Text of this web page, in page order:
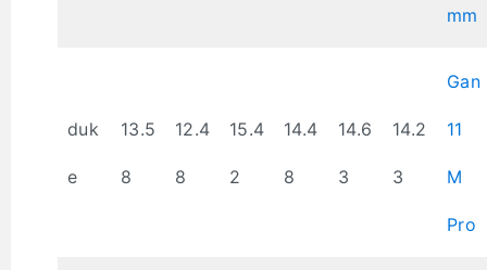
mm
duk
e
13.5
8
12.4
8
15.4
2
14.4
8
14.6
3
14.2
3
Gan
11
M
Pro